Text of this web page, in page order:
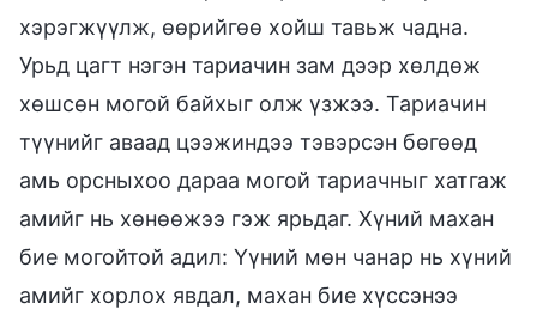
хэрэгжүүлж, өөрийгөө хойш тавьж чадна.
Урьд цагт нэгэн тариачин зам дээр хөлдөж
хөшсөн могой байхыг олж үзжээ. Тариачин
түүнийг аваад цээжиндээ тэвэрсэн бөгөөд
амь орсныхоо дараа могой тариачныг хатгаж
амийг нь хөнөөжээ гэж ярьдаг. Хүний махан
бие могойтой адил: Үүний мөн чанар нь хүний
амийг хорлох явдал, махан бие хүссэнээ